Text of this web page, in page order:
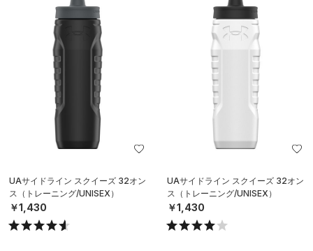
UAサイドライン スクイーズ 32オン
ス（トレーニング/UNISEX）
￥1,430
UAサイドライン スクイーズ 32オン
ス（トレーニング/UNISEX）
￥1,430